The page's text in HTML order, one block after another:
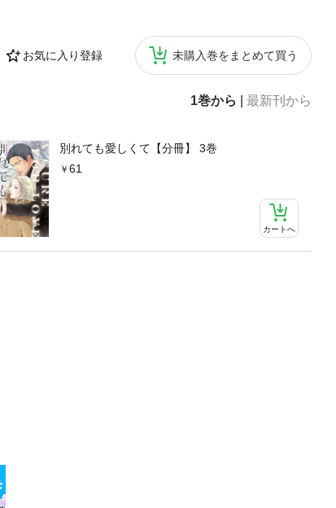
お気に入り登録 未購入巻をまとめて買う
1巻から 最新刊から
別れても愛しくて【分冊】 3巻
61
カートへ